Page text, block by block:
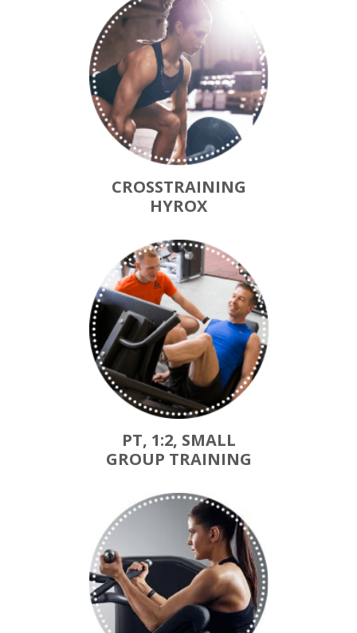
CROSSTRAINING
HYROX
PT, 1:2, SMALL
GROUP TRAINING